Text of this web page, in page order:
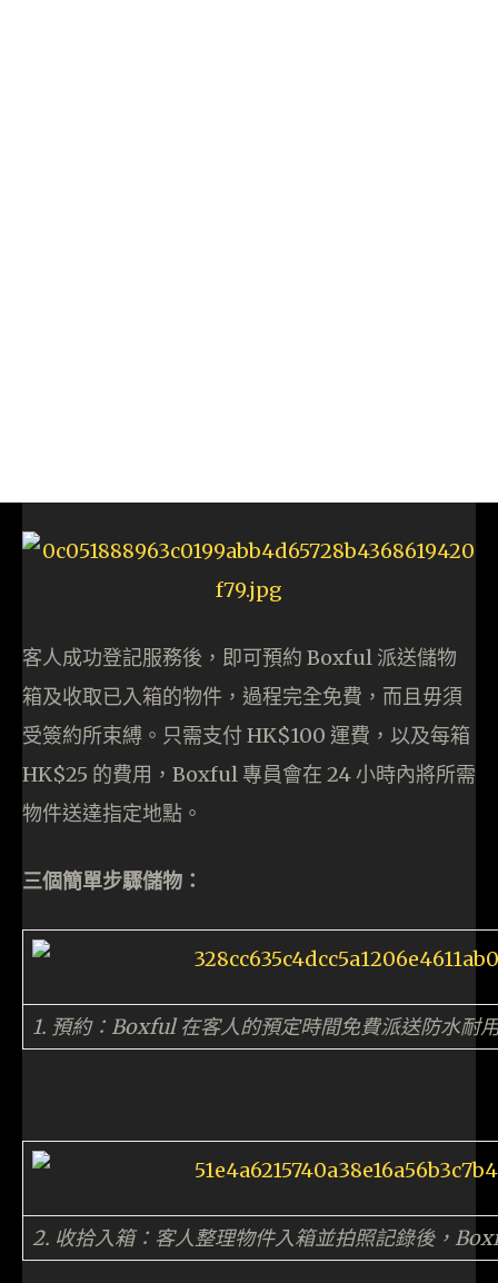
客人成功登記服務後，即可預約 Boxful 派送儲物
箱及收取已入箱的物件，過程完全免費，而且毋須
受簽約所束縛。只需支付 HK$100 運費，以及每箱
HK$25 的費用，Boxful 專員會在 24 小時內將所需
物件送達指定地點。
三個簡單步驟儲物：
1. 預約：Boxful 在客人的預定時間免費派送防水耐
2. 收拾入箱：客人整理物件入箱並拍照記錄後，